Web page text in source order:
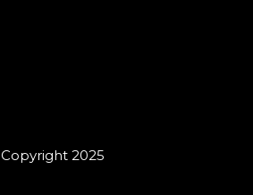
Copyright 2025